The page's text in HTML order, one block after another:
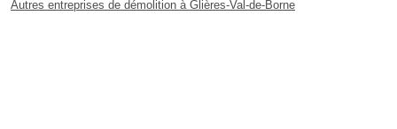
Autres entreprises de démolition à Glières-Val-de-Borne